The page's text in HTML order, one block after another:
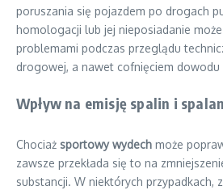
poruszania się pojazdem po drogach
homologacji lub jej nieposiadanie
problemami podczas przeglądu
drogowej, a nawet cofnięciem dowodu
Wpływ na emisję spalin i
Chociaż sportowy wydech może
zawsze przekłada się to na
substancji. W niektórych przypadkach,